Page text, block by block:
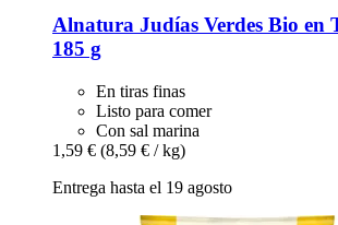
Alnatura Judías Verdes Bio en
185 g
En tiras finas
Listo para comer
Con sal marina
1,59 € (8,59 € / kg)
Entrega hasta el 19 agosto